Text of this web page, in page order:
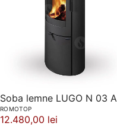
Soba lemne LUGO N 03 A
ROMOTOP
12.480,00 lei